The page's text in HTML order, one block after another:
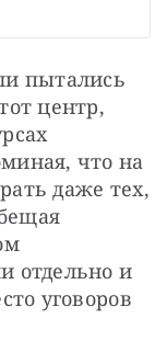
пытались
центр,
что на
даже тех,
отдельно и
уговоров